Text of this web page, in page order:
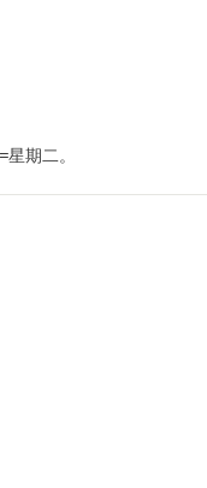
期二。